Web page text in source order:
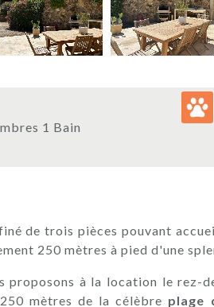
1 Bain
de trois pièces pouvant
250 mètres à pied d'une
proposons à la location le rez-
mètres de la célèbre plage